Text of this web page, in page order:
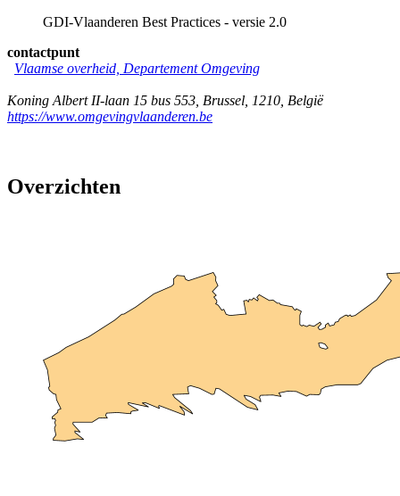
GDI-Vlaanderen Best Practices - versie 2.0
contactpunt
Vlaamse overheid, Departement Omgeving
Koning Albert II-laan 15 bus 553 Brussel 1210 België
https://www.omgevingvlaanderen.be
Overzichten